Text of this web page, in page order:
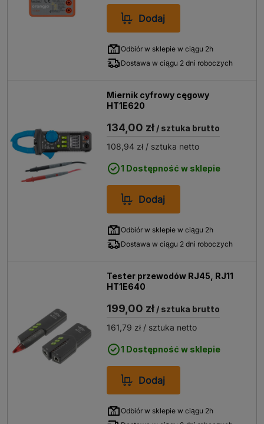
Dodaj
Odbiór w sklepie w ciągu 2h
Dostawa w ciągu 2 dni roboczych
Miernik cyfrowy cęgowy
HT1E620
134,00 zł / sztuka brutto
108,94 zł / sztuka netto
1 Dostępność w sklepie
Dodaj
Odbiór w sklepie w ciągu 2h
Dostawa w ciągu 2 dni roboczych
Tester przewodów RJ45, RJ11
HT1E640
199,00 zł / sztuka brutto
161,79 zł / sztuka netto
1 Dostępność w sklepie
Dodaj
Odbiór w sklepie w ciągu 2h